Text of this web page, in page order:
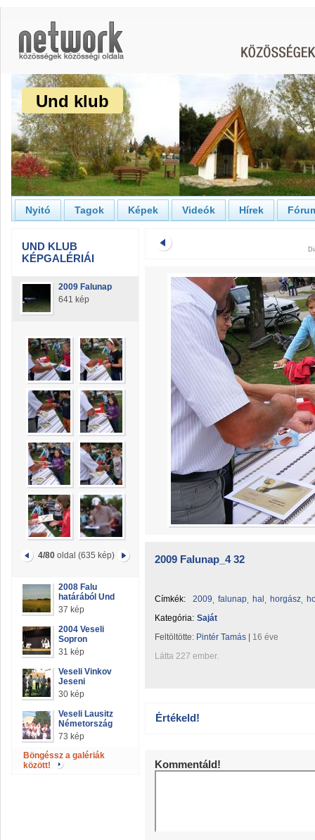
Und klub
Nyitó Tagok Képek Videók Hírek
UND KLUB
KÉPGALÉRIÁI
2009 Falunap
641 kép
4/80oldal (635 kép)
2008 Falu
határából Und
37 kép
2004 Veseli
Sopron
31 kép
Veseli Vinkov
Jeseni
30 kép
Veseli Lausitz
Németország
73 kép
Böngéssz a galériák
között!
2009 Falunap_4 32
Címkék: 2009 falunap hal horgász
Kategória: Saját
Feltöltötte: Pintér Tamás
16 éve
Látta 227 ember.
Értékeld!
Kommentáld!